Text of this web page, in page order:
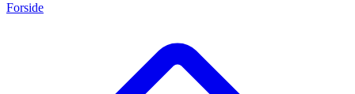
Forside